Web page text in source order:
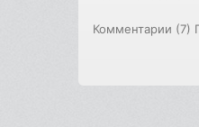
Комментарии (7)